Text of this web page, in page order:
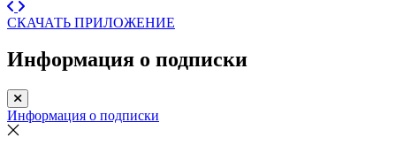
СКАЧАТЬ ПРИЛОЖЕНИЕ
Информация о подписки
Информация о подписки